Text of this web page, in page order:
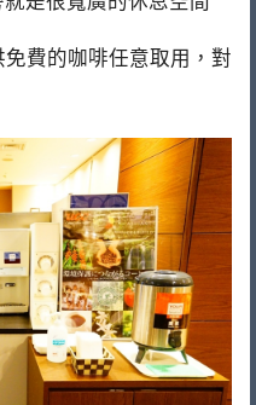
費的咖啡任意取用，對